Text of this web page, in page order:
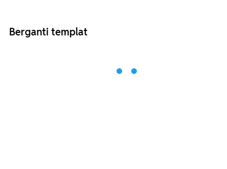
Berganti templat